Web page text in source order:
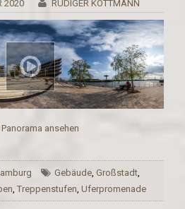
2020 RÜDIGER KOTTMANN
Panorama ansehen
Gebäude, Großstadt,
Treppenstufen Uferpromenade